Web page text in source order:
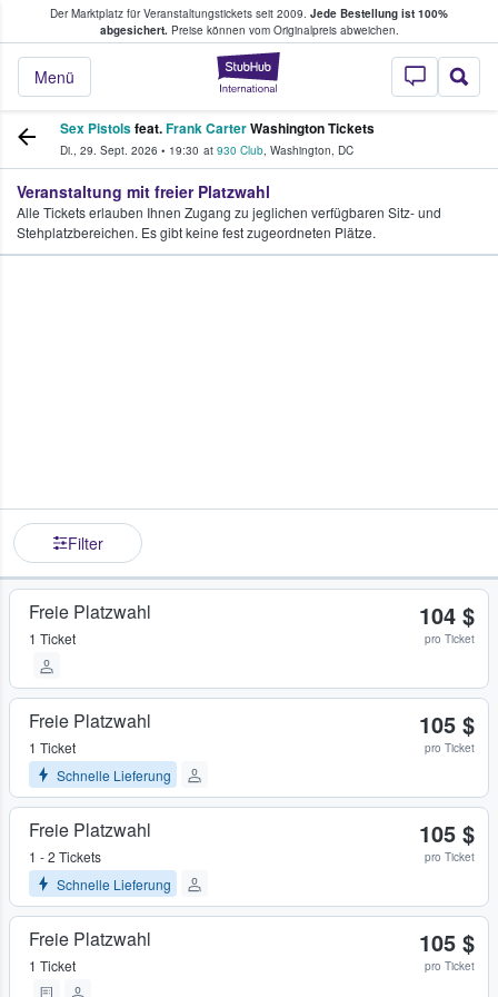
Der Marktplatz für Veranstaltungstickets seit 2009. Jede Bestellung ist 100%
abgesichert.Preise können vom Originalpreis abweichen.
StubHub - Wo
Menü
Tickets kaufen & verkaufen
Sex Pistolsfeat.Frank CarterWashington Tickets
Di., 29. Sept. 2026 • 19:30 at 930 Club, Washington, DC
Veranstaltung mit freier Platzwahl
Alle Tickets erlauben Ihnen Zugang zu jeglichen verfügbaren Sitz- und
Stehplatzbereichen. Es gibt keine fest zugeordneten Plätze.
Filter
Freie Platzwahl
1 Ticket
104 $
pro Ticket
Freie Platzwahl
1 Ticket
Schnelle Lieferung
105 $
pro Ticket
Freie Platzwahl
1 - 2 Tickets
Schnelle Lieferung
105 $
pro Ticket
Freie Platzwahl
1 Ticket
105 $
pro Ticket